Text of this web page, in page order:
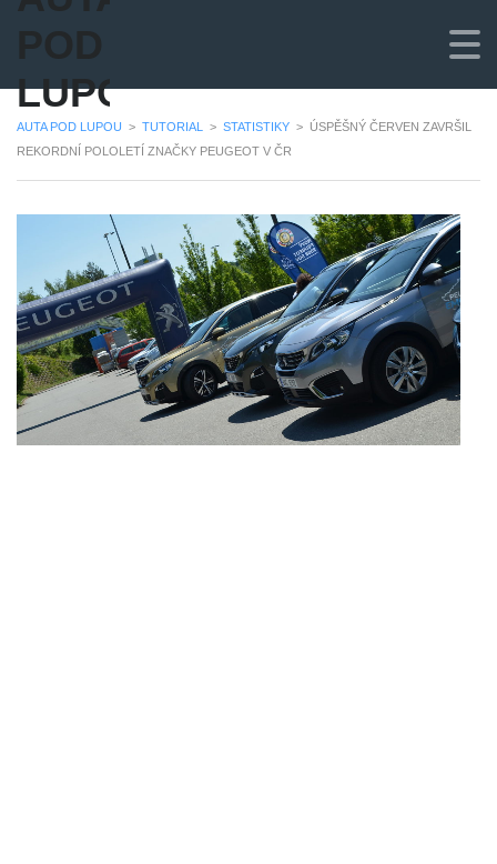
POD
LUPOU
AUTA POD LUPOU > TUTORIAL > STATISTIKY > ÚSPĚŠNÝ ČERVEN ZAVRŠIL
REKORDNÍ POLOLETÍ ZNAČKY PEUGEOT V ČR